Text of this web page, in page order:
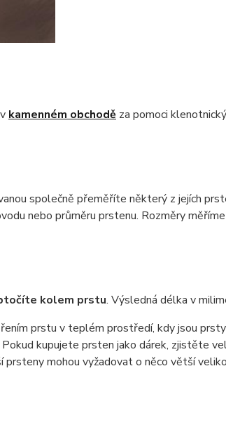
kamenném obchodě za pomoci
společně přeměříte některý z jejích
nebo průměru prstenu. Rozměry
kolem prstu. Výsledná délka v
prstu v teplém prostředí, kdy jsou
kupujete prsten jako dárek, zjistěte
mohou vyžadovat o něco větší